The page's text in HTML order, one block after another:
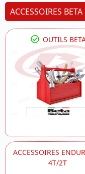
ACCESSOIRES BETA
OUTILS
ACCESSOIRES
4T/2T